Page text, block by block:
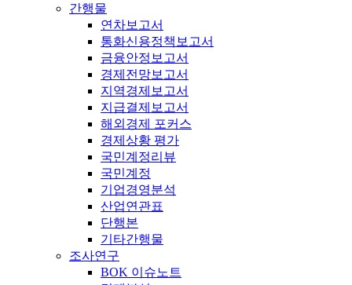
간행물
연차보고서
통화신용정책보고서
금융안정보고서
경제전망보고서
지역경제보고서
지급결제보고서
해외경제 포커스
경제상황 평가
국민계정리뷰
국민계정
기업경영분석
산업연관표
단행본
기타간행물
조사연구
BOK 이슈노트